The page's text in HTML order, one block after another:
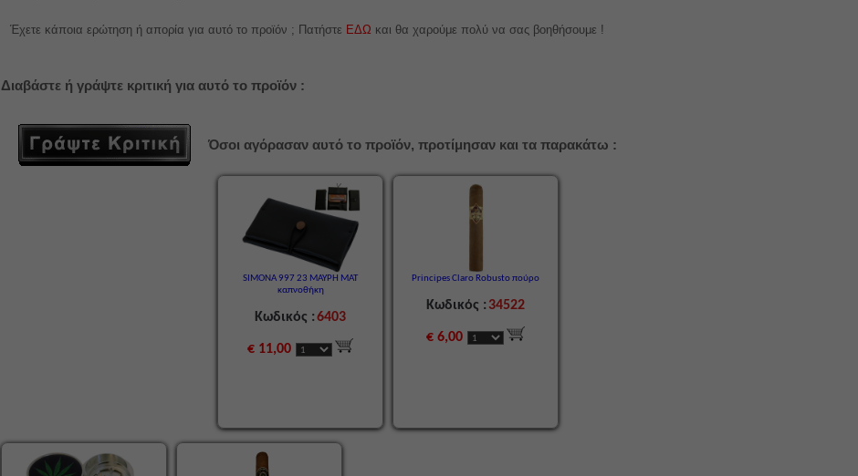
Έχετε κάποια ερώτηση ή απορία για αυτό το προϊόν ; Πατήστε ΕΔΩ και θα χαρούμε πολύ να σας βοηθήσουμε !
Διαβάστε ή γράψτε κριτική για αυτό το προϊόν :
Όσοι αγόρασαν αυτό το προϊόν, προτίμησαν και τα παρακάτω :
SIMONA 997 23 ΜΑΥΡΗ ΜΑΤ
καπνοθήκη
Κωδικός :6403
€ 11,00
Principes Claro Robusto πούρο
Κωδικός : 34522
€ 6,00